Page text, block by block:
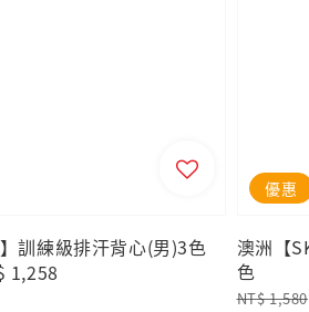
訓練級排汗背心(男)3色
1,258
優惠
澳洲【
色
Regular
NT$ 1,580